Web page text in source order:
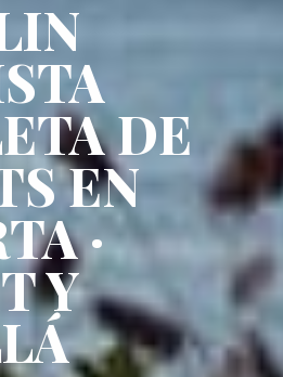
DE
EN
·
Y